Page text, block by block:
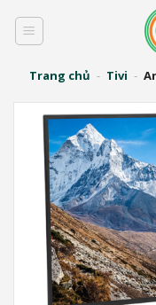
qua
dungTrang chủ - Tivi -